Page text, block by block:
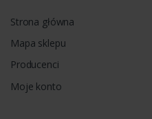
Strona główna
Mapa sklepu
Producenci
Moje konto